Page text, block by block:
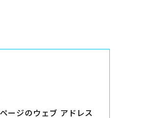
ージのウェブ アドレス